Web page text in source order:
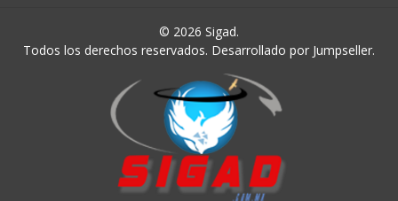
© 2026 Sigad.
Todos los derechos reservados. Desarrollado por Jumpseller.